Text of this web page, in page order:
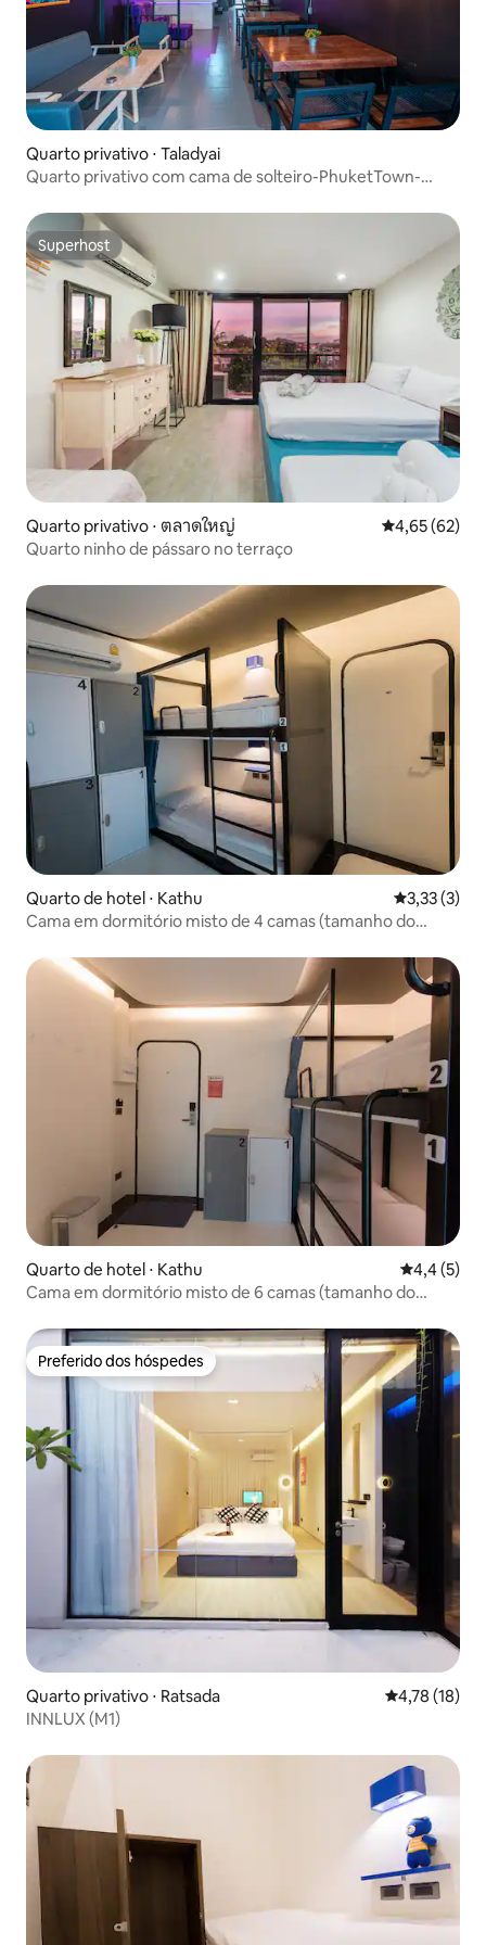
Quarto privativo ⋅ Taladyai
Quarto privativo com cama de solteiro-PhuketTown-
Superhost
Superhost
Quarto privativo ⋅ ตลาดใหญ่ 4,65 de uma
4,65 (62)
Quarto ninho de pássaro no terraço
Quarto de hotel ⋅ Kathu 3,33 de
3,33 (3)
Cama em dormitório misto de 4 camas (tamanho do
Quarto de hotel ⋅ Kathu 4,4 de
4,4 (5)
Cama em dormitório misto de 6 camas (tamanho do
Preferido dos hóspedes
Preferido dos hóspedes
Quarto privativo ⋅ Ratsada 4,78 de uma
4,78 (18)
INNLUX (M1)